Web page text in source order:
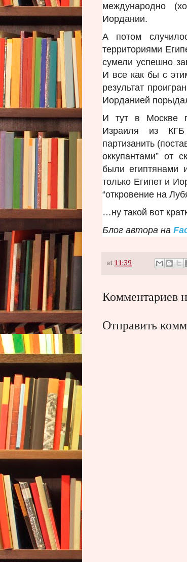
международно
Иордании.
А потом
территориями
сумели успешно
И все как бы с
результат
Иорданией
И тут в Москве
Израиля из КГБ
партизанить
оккупантами” от
были египтянами
только Египет и
“откровение на
…ну такой вот
Блог автора на
at 11:39
Комментариев
Отправить